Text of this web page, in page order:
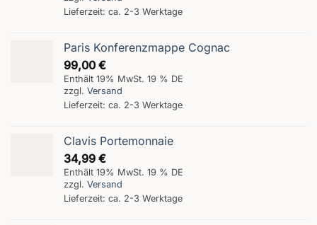
Lieferzeit: ca. 2-3 Werktage
Paris Konferenzmappe Cognac
99,00 €
Enthält 19% MwSt. 19 % DE
zzgl. Versand
Lieferzeit: ca. 2-3 Werktage
Clavis Portemonnaie
34,99 €
Enthält 19% MwSt. 19 % DE
zzgl. Versand
Lieferzeit: ca. 2-3 Werktage